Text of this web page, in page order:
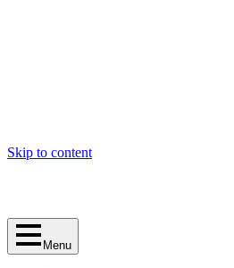
Skip to content
Menu